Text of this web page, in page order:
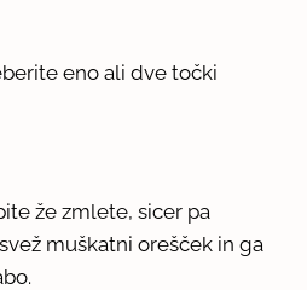
eno ali dve točki
že zmlete, sicer pa
muškatni orešček in ga